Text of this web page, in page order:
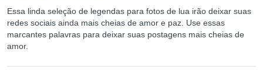
Essa linda seleção de legendas para fotos de lua irão deixar suas
redes sociais ainda mais cheias de amor e paz. Use essas
marcantes palavras para deixar suas postagens mais cheias de
amor.